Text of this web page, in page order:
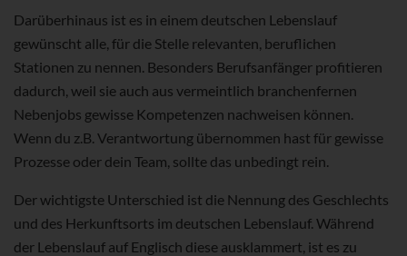
Darüberhinaus ist es in einem deutschen Lebenslauf
gewünscht alle, für die Stelle relevanten, beruflichen
Stationen zu nennen. Besonders Berufsanfänger profitieren
dadurch, weil sie auch aus vermeintlich branchenfernen
Nebenjobs gewisse Kompetenzen nachweisen können.
Wenn du z.B. Verantwortung übernommen hast für gewisse
Prozesse oder dein Team, sollte das unbedingt rein.
Der wichtigste Unterschied ist die Nennung des Geschlechts
und des Herkunftsorts im deutschen Lebenslauf. Während
der Lebenslauf auf Englisch diese ausklammert, ist es zu